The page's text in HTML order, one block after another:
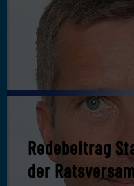
Redebeitrag
der